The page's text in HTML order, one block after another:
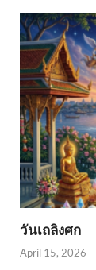
วันเถลิงศก
April 15, 2026